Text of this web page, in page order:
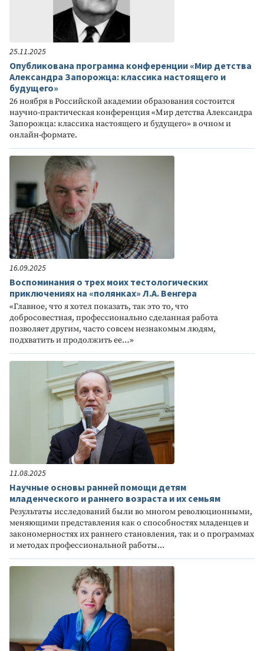
25.11.2025
Опубликована программа конференции «Мир детства
Александра Запорожца: классика настоящего и
будущего»
26 ноября в Российской академии образования состоится
научно-практическая конференция «Мир детства Александра
Запорожца: классика настоящего и будущего» в очном и
онлайн-формате.
16.09.2025
Воспоминания о трех моих тестологических
приключениях на «полянках» Л.А. Венгера
«Главное, что я хотел показать, так это то, что
добросовестная, профессионально сделанная работа
позволяет другим, часто совсем незнакомым людям,
подхватить и продолжить ее…»
11.08.2025
Научные основы ранней помощи детям
младенческого и раннего возраста и их семьям
Результаты исследований были во многом революционными,
меняющими представления как о способностях младенцев и
закономерностях их раннего становления, так и о программах
и методах профессиональной работы...